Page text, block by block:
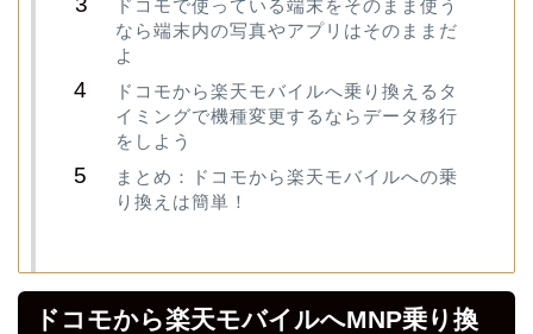
ドコモで使っている端末をそのまま使う
なら端末内の写真やアプリはそのままだ
よ
ドコモから楽天モバイルへ乗り換えるタ
イミングで機種変更するならデータ移行
をしよう
まとめ：ドコモから楽天モバイルへの乗
り換えは簡単！
ドコモから楽天モバイルへMNP乗り換